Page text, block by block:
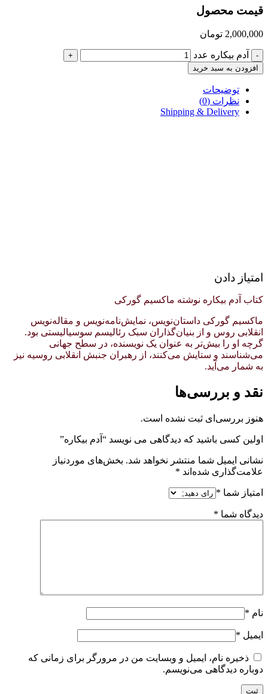
قیمت محصول
2,000,000 تومان
- آدم بیکاره عدد
+
افزودن به سبد خرید
توضیحات
نظرات (0)
Shipping & Delivery
امتیاز دادن
کتاب آدم بیکاره نوشته ماکسیم گورکی
ماکسیم گورکی داستان‌نویس، نمایش‌نامه‌نویس و مقاله‌نویس
انقلابی روس و از بنیان‌گذاران سبک رئالیسم سوسیالیستی بود.
گرچه او را بیش‌تر به عنوان یک نویسنده، در سطح جهانی
می‌شناسند و ستایش می‌کنند، از رهبران جنبش انقلابی روسیه نیز
به شمار می‌آید.
نقد و بررسی‌ها
هنوز بررسی‌ای ثبت نشده است.
اولین کسی باشید که دیدگاهی می نویسد “آدم بیکاره”
نشانی ایمیل شما منتشر نخواهد شد. بخش‌های موردنیاز
علامت‌گذاری شده‌اند *
امتیاز شما *
دیدگاه شما *
نام *
ایمیل *
ذخیره نام، ایمیل و وبسایت من در مرورگر برای زمانی که
دوباره دیدگاهی می‌نویسم.